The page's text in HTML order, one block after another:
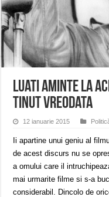
Miresme de lavandă, mentă și
ANUNȚ OPRIRE APĂ în
Luati aminte la
tinut vreodata
12 ianuarie 2015
Ii apartine unui geniu al
de acest discurs nu se
a omului care il
mai urmarite filme si s-a
considerabil. Dincolo de